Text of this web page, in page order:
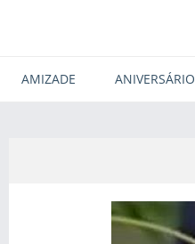
AMIZADE ANIVERSÁRIO